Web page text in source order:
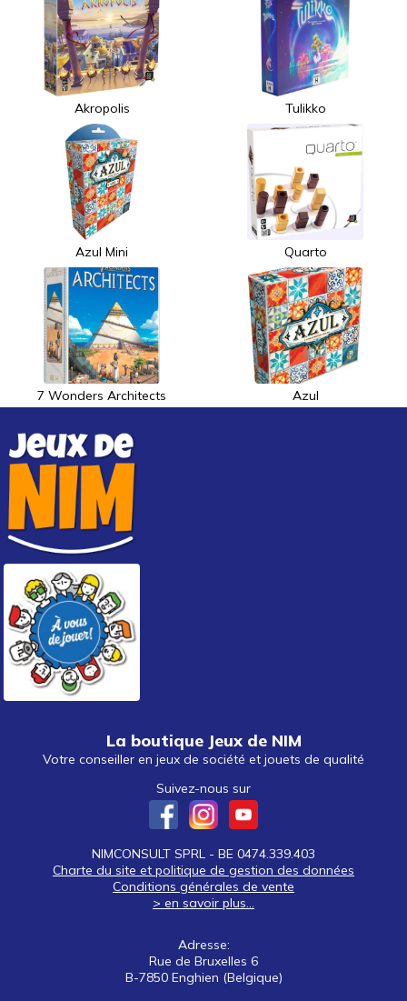
Akropolis Tulikko
Azul Mini Quarto
7 Wonders Architects Azul
La boutique Jeux de NIM
Votre conseiller en jeux de société et jouets de qualité
Suivez-nous sur
NIMCONSULT SPRL - BE 0474.339.403
Charte du site et politique de gestion des données
Conditions générales de vente
> en savoir plus...
Adresse:
Rue de Bruxelles 6
B-7850 Enghien (Belgique)